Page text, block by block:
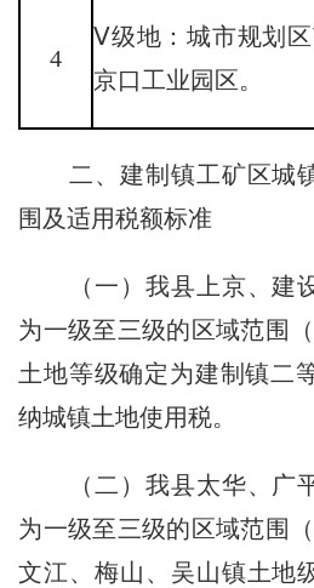
4
Ⅴ级地：城市规划
京口工业园区。
二、建制镇工矿区城
围及适用税额标准
（一）我县上京、建设
为一级至三级的区域范围
土地等级确定为建制镇二
纳城镇土地使用税。
（二）我县太华、广平
为一级至三级的区域范围
文江、梅山、吴山镇土地